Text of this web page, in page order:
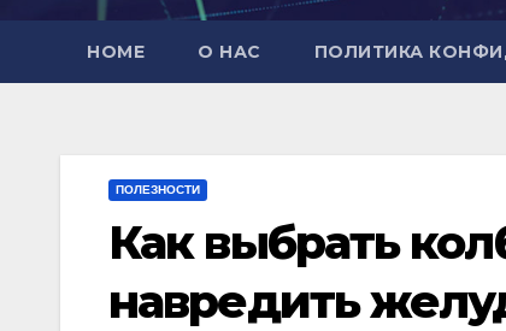
HOME О НАС ПОЛИТИКА
ПОЛЕЗНОСТИ
Как выбрать
навредить